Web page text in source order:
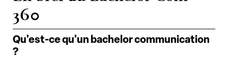
360
Qu'est-ce qu'un bachelor communication
?